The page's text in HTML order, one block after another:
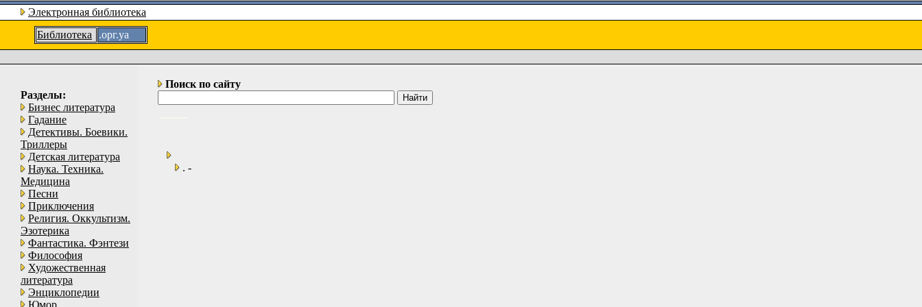
Электронная библиотека
Библиотека
.орг.уа
Разделы:
Бизнес литература
Гадание
Детективы. Боевики.
Триллеры
Детская литература
Наука. Техника.
Медицина
Песни
Приключения
Религия. Оккультизм.
Эзотерика
Фантастика. Фэнтези
Философия
Художественная
литература
Энциклопедии
Юмор
Поиск по сайту
. -